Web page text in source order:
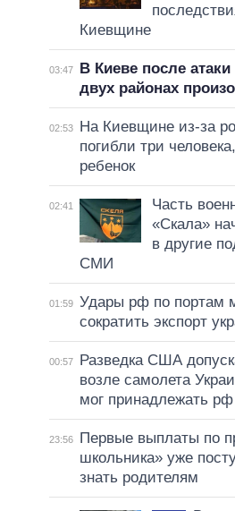
Киевщине
03:47
В Киеве после
двух районах
02:53
На Киевщине из-за
погибли три
ребенок
02:41
Часть
«Скала»
в другие
СМИ
01:59 Удары рф по портам
сократить экспорт
00:57
Разведка США
возле самолета
мог принадлежать
23:56
Первые выплаты по
школьника» уже
знать родителям